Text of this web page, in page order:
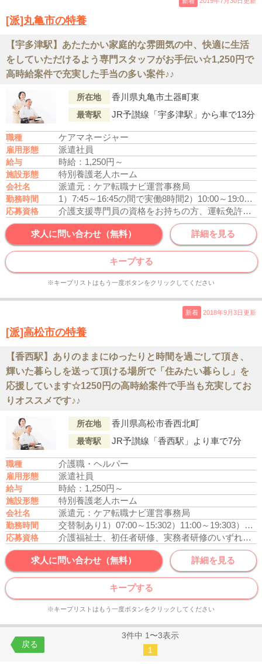
[派]丸亀市の特養
【宇多津駅】あたたかい家庭的な雰囲気の中、快適に生活
をしていただけるよう専門スタッフがお手伝い☆1,250円で
高時給案件で充実した手当の多い案件♪♪
所在地 香川県丸亀市土器町東
最寄駅 JR予讃線「宇多津駅」から車で13分
職種 ケアマネージャー
雇用形態 派遣社員
給与 時給：1,250円～
施設形態 特別養護老人ホーム
会社名 派遣元：ケア転職ナビ運営事務局
勤務時間 1）7:45～16:45の間で実働8時間2）10:00～19:00の間で実働8時間
応募資格 介護支援専門員の資格をお持ちの方、運転免許あれば尚可
求人に問い合わせ（無料） 詳細を見る
キープする
※キープリストはもう一度ボタンをクリックしてください
新着 2018年9月3日更新
[派]高松市の特養
【香西駅】ありのままにゆったりと時間を過ごして頂き、
輝いた暮らしを送って頂ける場所で「住みたい暮らし」を
応援しています☆1250円の高時給案件で手当も充実してお
りオススメです♪♪
所在地 香川県高松市香西北町
最寄駅 JR予讃線「香西駅」より車で7分
職種 介護職・ヘルパー
雇用形態 派遣社員
給与 時給：1,250円～
施設形態 特別養護老人ホーム
会社名 派遣元：ケア転職ナビ運営事務局
勤務時間 交替制あり 1）07:00～15:302）11:00～19:303）18:00～09:00
応募資格 介護福祉士、初任者研修、実務者研修のいずれかの資格をお持ちの方
求人に問い合わせ（無料） 詳細を見る
キープする
※キープリストはもう一度ボタンをクリックしてください
3件中 1〜3表示
1
戻る